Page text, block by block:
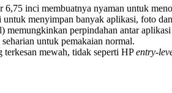
6,75 inci membuatnya nyaman untuk
menyimpan banyak aplikasi, foto
perpindahan antar aplikasi
untuk pemakaian normal.
terkesan mewah, tidak seperti HPentry-